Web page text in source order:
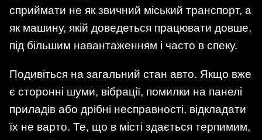
сприймати не як звичний міський транспорт, а
як машину, якій доведеться працювати довше,
під більшим навантаженням і часто в спеку.
Подивіться на загальний стан авто. Якщо вже
є сторонні шуми, вібрації, помилки на панелі
приладів або дрібні несправності, відкладати
їх не варто. Те, що в місті здається терпимим,